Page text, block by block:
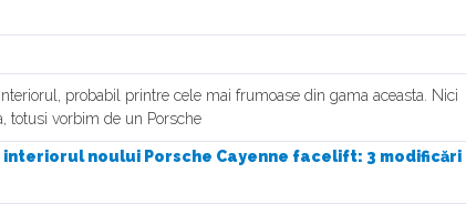
probabil printre cele mai frumoase din gama aceasta. Nici
totusi vorbim de un Porsche
interiorul noului Porsche Cayenne facelift: 3 modificări